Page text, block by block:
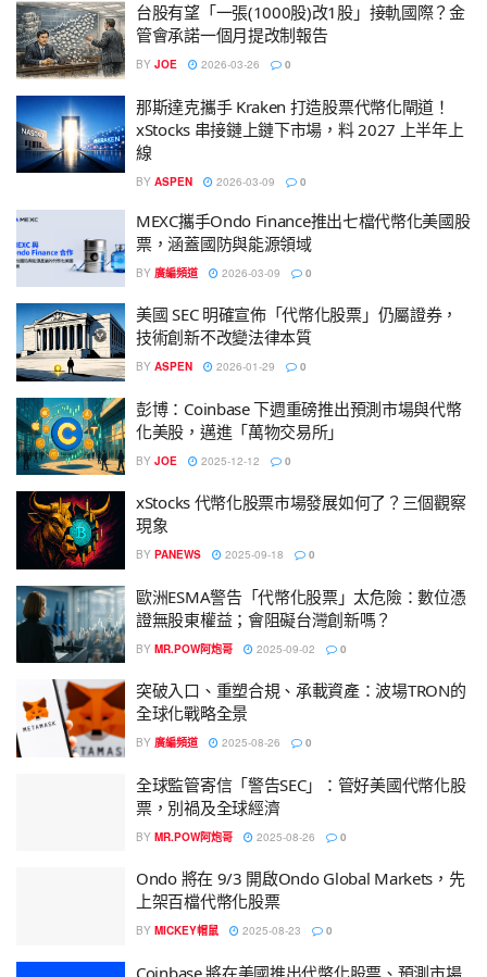
台股有望「一張(1000股)改1股」接軌國際？金
管會承諾一個月提改制報告
BY JOE 2026-03-26 0
那斯達克攜手 Kraken 打造股票代幣化閘道！
xStocks 串接鏈上鏈下市場，料 2027 上半年上
線
BY ASPEN 2026-03-09 0
MEXC攜手Ondo Finance推出七檔代幣化美國股
票，涵蓋國防與能源領域
BY 廣編頻道 2026-03-09 0
美國 SEC 明確宣佈「代幣化股票」仍屬證券，
技術創新不改變法律本質
BY ASPEN 2026-01-29 0
彭博：Coinbase 下週重磅推出預測市場與代幣
化美股，邁進「萬物交易所」
BY JOE 2025-12-12 0
xStocks 代幣化股票市場發展如何了？三個觀察
現象
BY PANEWS 2025-09-18 0
歐洲ESMA警告「代幣化股票」太危險：數位憑
證無股東權益；會阻礙台灣創新嗎？
BY MR.POW阿炮哥 2025-09-02 0
突破入口、重塑合規、承載資產：波場TRON的
全球化戰略全景
BY 廣編頻道 2025-08-26 0
全球監管寄信「警告SEC」：管好美國代幣化股
票，別禍及全球經濟
BY MR.POW阿炮哥 2025-08-26 0
Ondo 將在 9/3 開啟Ondo Global Markets，先
上架百檔代幣化股票
BY MICKEY帽鼠 2025-08-23 0
Coinbase 將在美國推出代幣化股票、預測市場